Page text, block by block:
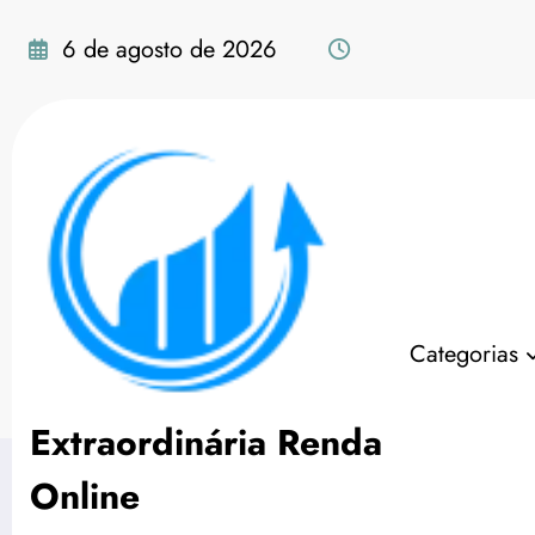
para
6 de agosto de 2026
Extraordinária Renda
Online
Categorias
Cartão Santander
Página inicial Finanças Cartão